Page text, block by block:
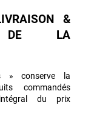
&
DE LA
» conserve la
commandés
du prix